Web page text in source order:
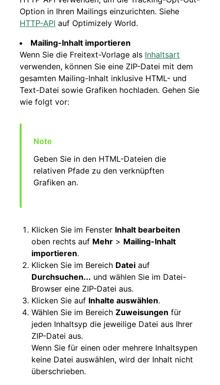
Option in Ihren Mailings einzurichten. Siehe
HTTP-API auf Optimizely World.
Mailing-Inhalt importieren
Wenn Sie die Freitext-Vorlage als Inhaltsart
verwenden, können Sie eine ZIP-Datei mit dem
gesamten Mailing-Inhalt inklusive HTML- und
Text-Datei sowie Grafiken hochladen. Gehen Sie
wie folgt vor:
Geben Sie in den HTML-Dateien die
relativen Pfade zu den verknüpften
Grafiken an.
Klicken Sie im Fenster Inhalt bearbeiten
oben rechts auf Mehr > Mailing-Inhalt
importieren.
Klicken Sie im Bereich Datei auf
Durchsuchen... und wählen Sie im Datei-
Browser eine ZIP-Datei aus.
Klicken Sie auf Inhalte auswählen.
Wählen Sie im Bereich Zuweisungen für
jeden Inhaltsyp die jeweilige Datei aus Ihrer
ZIP-Datei aus.
Wenn Sie für einen oder mehrere Inhaltsypen
keine Datei auswählen, wird der Inhalt nicht
überschrieben.